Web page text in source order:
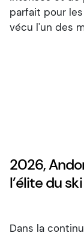
parfait pour
vécu l'un des
2026,
l’élite du
Dans la